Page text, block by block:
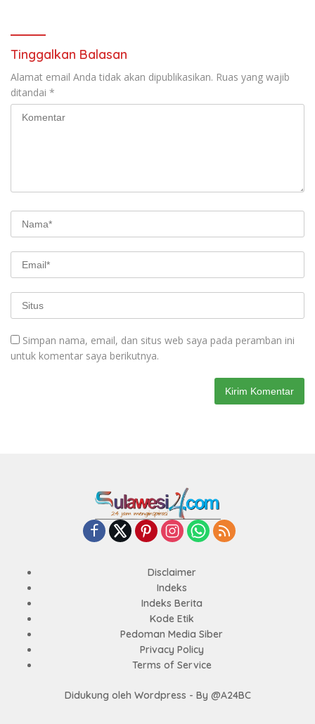
Tinggalkan Balasan
Alamat email Anda tidak akan dipublikasikan. Ruas yang wajib
ditandai *
Simpan nama, email, dan situs web saya pada peramban ini
untuk komentar saya berikutnya.
Disclaimer
Indeks
Indeks Berita
Kode Etik
Pedoman Media Siber
Privacy Policy
Terms of Service
Didukung oleh Wordpress - By @A24BC